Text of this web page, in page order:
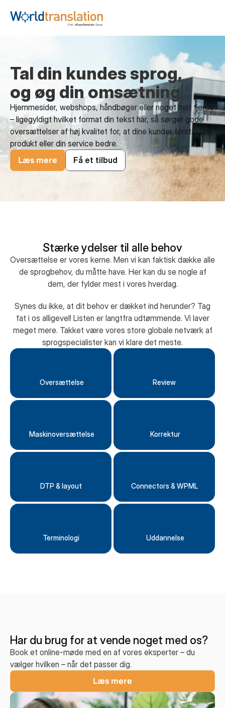
Tal din kundes sprog,
og øg din omsætning
Hjemmesider, webshops, håndbøger eller noget helt fjerde
– ligegyldigt hvilket format din tekst har, så sørger gode
oversættelser af høj kvalitet for, at dine kunder forstår dit
produkt eller din service bedre.
Læs mere Få et tilbud
Stærke ydelser til alle behov
Oversættelse er vores kerne. Men vi kan faktisk dække alle
de sprogbehov, du måtte have. Her kan du se nogle af
dem, der fylder mest i vores hverdag.
Synes du ikke, at dit behov er dækket ind herunder? Tag
fat i os alligevel! Listen er langtfra udtømmende. Vi laver
meget mere. Takket være vores store globale netværk af
sprogspecialister kan vi klare det meste.
Oversættelse Review
Maskinoversættelse Korrektur
DTP & layout Connectors & WPML
Terminologi Uddannelse
Har du brug for at vende noget med os?
Book et online-møde med en af vores eksperter – du
vælger hvilken – når det passer dig.
Læs mere